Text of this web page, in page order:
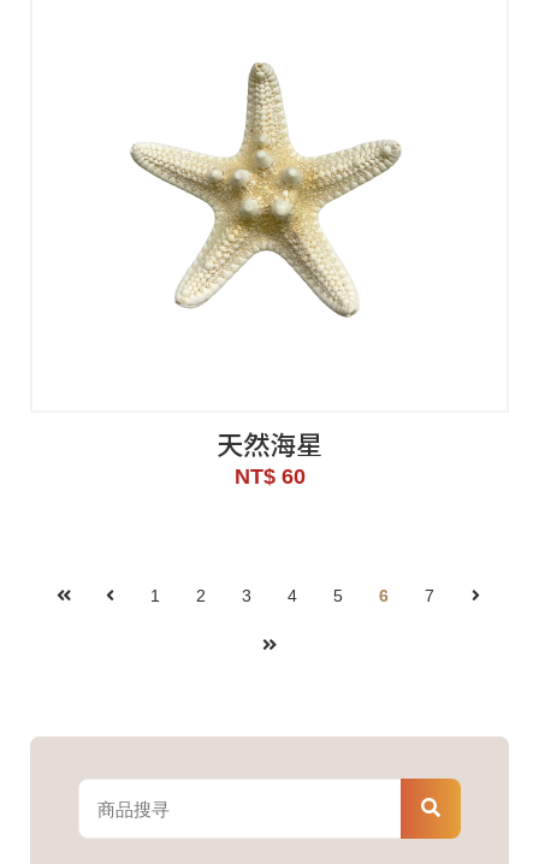
天然海星
NT$ 60
1 2 3 4 5 6 7